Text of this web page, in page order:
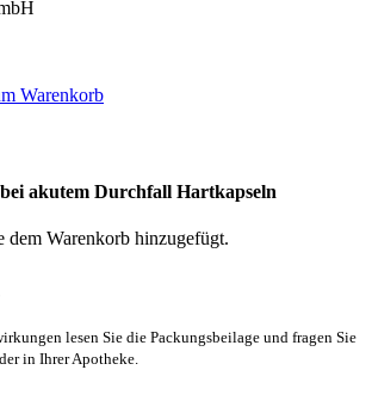
Warenkorb
akutem Durchfall Hartkapseln
dem Warenkorb hinzugefügt.
lesen Sie die Packungsbeilage und fragen Sie
in Ihrer Apotheke.